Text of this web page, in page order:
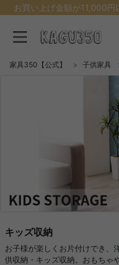
お買い上げ金額が11,000円
家具350【公式】 子供家具
キッズ収納
お子様が楽しくお片付けでき、
供収納・キッズ収納。おもちゃ